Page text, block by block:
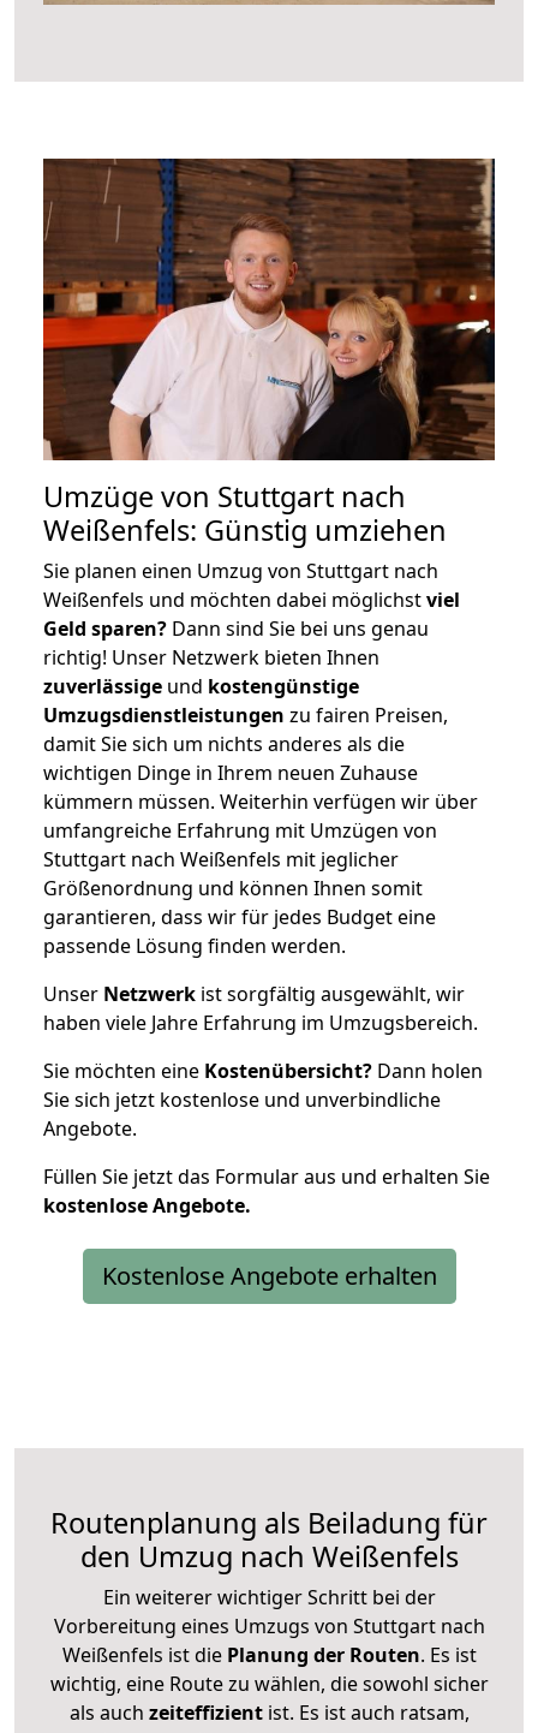
Umzüge von Stuttgart nach
Weißenfels: Günstig umziehen
Sie planen einen Umzug von Stuttgart nach
Weißenfels und möchten dabei möglichstviel
Geld sparen? Dann sind Sie bei uns genau
richtig! Unser Netzwerk bieten Ihnen
zuverlässige und kostengünstige
Umzugsdienstleistungen zu fairen Preisen,
damit Sie sich um nichts anderes als die
wichtigen Dinge in Ihrem neuen Zuhause
kümmern müssen. Weiterhin verfügen wir über
umfangreiche Erfahrung mit Umzügen von
Stuttgart nach Weißenfels mit jeglicher
Größenordnung und können Ihnen somit
garantieren, dass wir für jedes Budget eine
passende Lösung finden werden.
Unser Netzwerk ist sorgfältig ausgewählt, wir
haben viele Jahre Erfahrung im Umzugsbereich.
Sie möchten eine Kostenübersicht? Dann holen
Sie sich jetzt kostenlose und unverbindliche
Angebote.
Füllen Sie jetzt das Formular aus und erhalten Sie
kostenloseAngebote.
Kostenlose Angebote erhalten
Routenplanung als Beiladung für
den Umzug nach Weißenfels
Ein weiterer wichtiger Schritt bei der
Vorbereitung eines Umzugs von Stuttgart nach
Weißenfels ist diePlanung der Routen. Es ist
wichtig, eine Route zu wählen, die sowohl sicher
als auch zeiteffizientist. Es ist auch ratsam,